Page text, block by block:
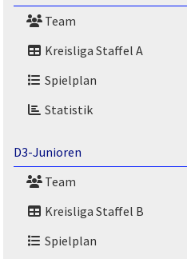
Team
Kreisliga Staffel A
Spielplan
Statistik
D3-Junioren
Team
Kreisliga Staffel B
Spielplan